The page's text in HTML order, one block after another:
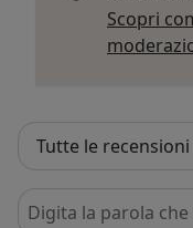
Scopri
Cerca nelle